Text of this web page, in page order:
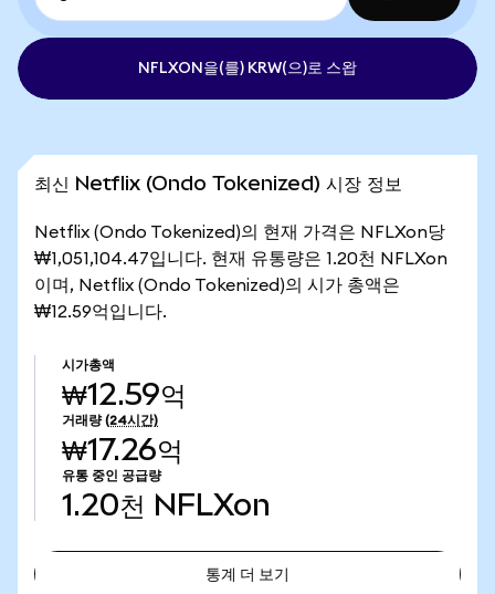
NFLXON을(를) KRW(으)로 스왑
최신 Netflix (Ondo Tokenized) 시장 정보
Netflix (Ondo Tokenized)의 현재 가격은 NFLXon당
₩1,051,104.47입니다. 현재 유통량은 1.20천 NFLXon
이며, Netflix (Ondo Tokenized)의 시가 총액은
₩12.59억입니다.
시가총액
₩12.59억
거래량 (24시간)
₩17.26억
유통 중인 공급량
1.20천 NFLXon
통계 더 보기